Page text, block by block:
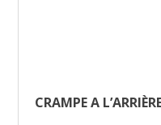
CRAMPE A